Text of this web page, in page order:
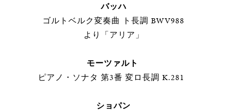
バッハ
ゴルトベルク変奏曲 ト長調 BWV988
より「アリア」
モーツァルト
ピアノ・ソナタ 第3番 変ロ長調 K.281
ショパン